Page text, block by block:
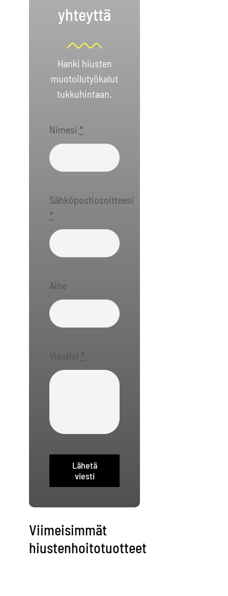
yhteyttä
Hanki hiusten
muotoilutyökalut
tukkuhintaan.
Nimesi *
Sähköpostiosoitteesi
*
Aihe
Viestisi *
Lähetä
viesti
Viimeisimmät
hiustenhoitotuotteet